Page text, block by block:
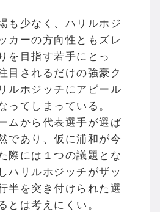
も少なく、ハリルホジ
カーの方向性ともズレ
を目指す若手にとっ
目されるだけの強豪ク
ルホジッチにアピール
ってしまっている。
ムから代表選手が選ば
であり、仮に浦和が今
際には１つの議題とな
ハリルホジッチがザッ
半を突き付けられた選
とは考えにくい。